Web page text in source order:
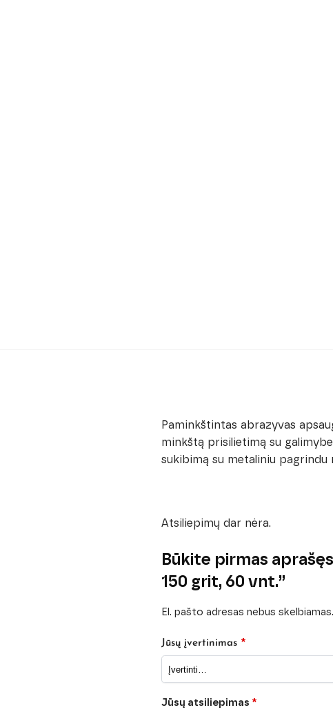
Paminkštintas abrazyvas
minkštą prisilietimą su
sukibimą su metaliniu pagrindu
Atsiliepimų dar nėra.
Būkite pirmas
150 grit, 60 vnt.”
El. pašto adresas nebus skelbiamas.
Jūsų įvertinimas *
Jūsų atsiliepimas *